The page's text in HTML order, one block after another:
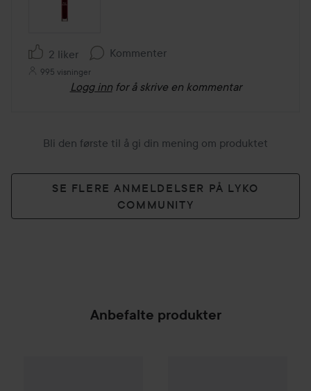
2 liker Kommenter
995 visninger
Logg inn for å skrive en kommentar
Bli den første til å gi din mening om produktet
SE FLERE ANMELDELSER PÅ LYKO
COMMUNITY
Anbefalte produkter